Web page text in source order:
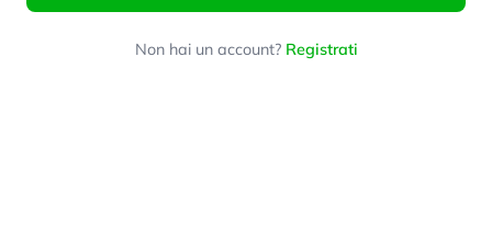
Non hai un account? Registrati